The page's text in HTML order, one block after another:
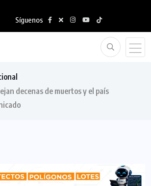
Síguenos
decenas de muertos y el país